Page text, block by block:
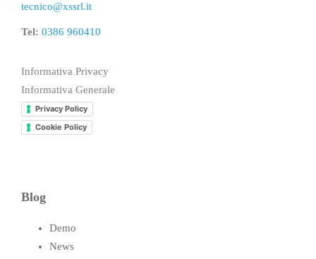
tecnico@xssrl.it
Tel: 0386 960410
Informativa Privacy
Informativa Generale
Privacy Policy
Cookie Policy
Blog
Demo
News